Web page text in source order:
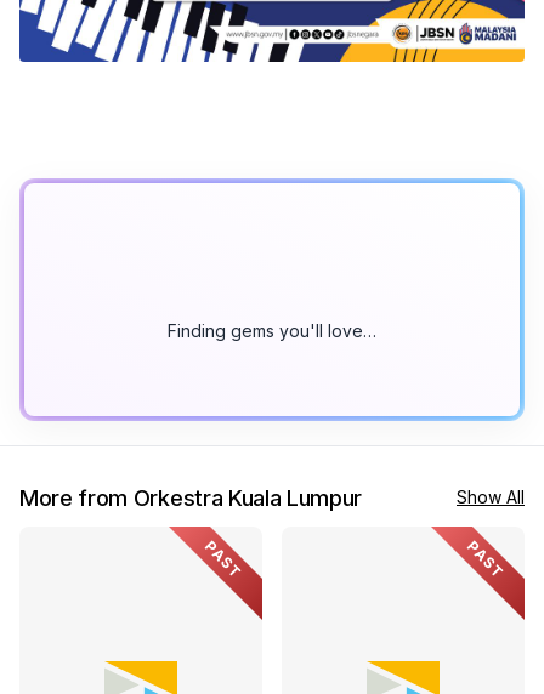
Finding gems you'll love…
More from Orkestra Kuala Lumpur Show All
PAST PAST